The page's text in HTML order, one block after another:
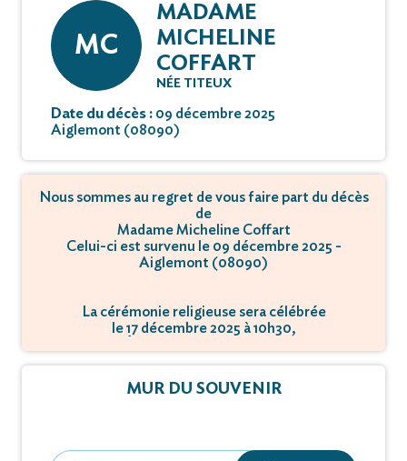
MC
MADAME
MICHELINE
COFFART
NÉE TITEUX
Date du décès : 09 décembre 2025
Aiglemont (08090)
Nous sommes au regret de vous faire part du décès
de
Madame Micheline Coffart
Celui-ci est survenu le 09 décembre 2025 -
Aiglemont (08090)
La cérémonie religieuse sera célébrée
le 17 décembre 2025 à 10h30,
MUR DU SOUVENIR